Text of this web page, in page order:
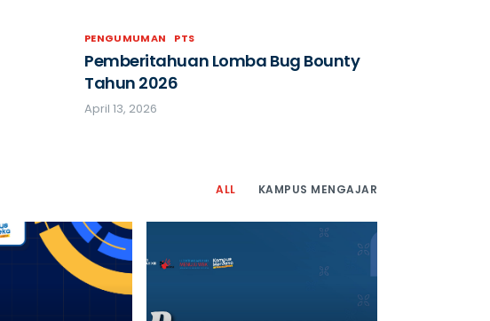
PENGUMUMAN PTS
Pemberitahuan Lomba Bug Bounty
Tahun 2026
April 13, 2026
ALL KAMPUS MENGAJAR